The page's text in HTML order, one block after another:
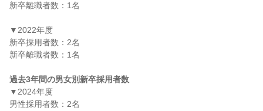
新卒離職者数：1名
▼2022年度
新卒採用者数：2名
新卒離職者数：1名
過去3年間の男女別新卒採用者数
▼2024年度
男性採用者数：2名